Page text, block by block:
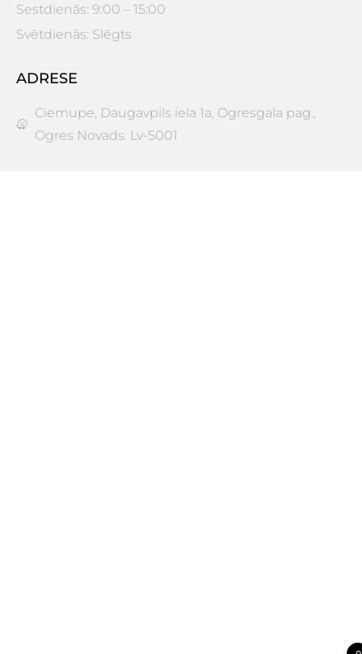
Sestdienās: 9:00 – 15:00
Svētdienās: Slēgts
ADRESE
Ciemupe, Daugavpils iela 1a, Ogresgala pag.,
Ogres Novads. Lv-5001